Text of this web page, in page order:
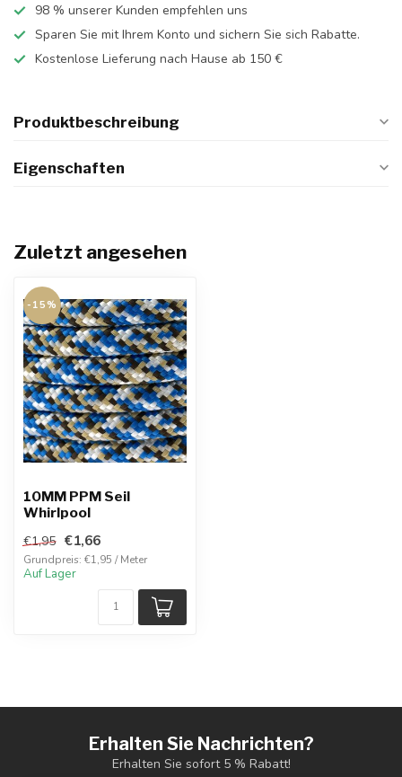
98 % unserer Kunden empfehlen uns
Sparen Sie mit Ihrem Konto und sichern Sie sich Rabatte.
Kostenlose Lieferung nach Hause ab 150 €
Produktbeschreibung
Eigenschaften
Zuletzt angesehen
-15%
10MM PPM Seil
Whirlpool
€1,95 €1,66
Grundpreis: €1,95 / Meter
Auf Lager
Erhalten Sie Nachrichten?
Erhalten Sie sofort 5 % Rabatt!